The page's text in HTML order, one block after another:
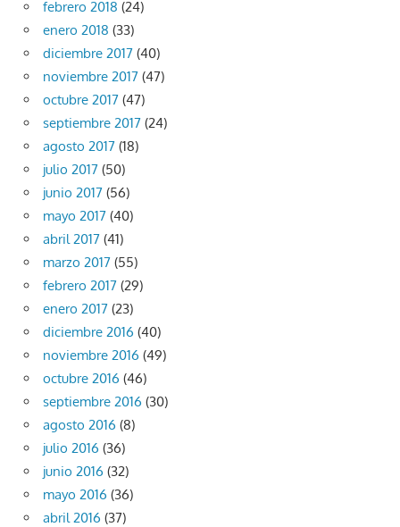
febrero 2018 (24)
enero 2018 (33)
diciembre 2017 (40)
noviembre 2017 (47)
octubre 2017 (47)
septiembre 2017 (24)
agosto 2017 (18)
julio 2017 (50)
junio 2017 (56)
mayo 2017 (40)
abril 2017 (41)
marzo 2017 (55)
febrero 2017 (29)
enero 2017 (23)
diciembre 2016 (40)
noviembre 2016 (49)
octubre 2016 (46)
septiembre 2016 (30)
agosto 2016 (8)
julio 2016 (36)
junio 2016 (32)
mayo 2016 (36)
abril 2016 (37)